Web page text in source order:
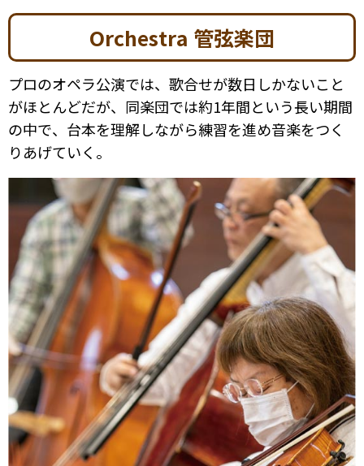
Orchestra 管弦楽団
プロのオペラ公演では、歌合せが数日しかないこと
がほとんどだが、同楽団では約1年間という長い期間
の中で、台本を理解しながら練習を進め音楽をつく
りあげていく。